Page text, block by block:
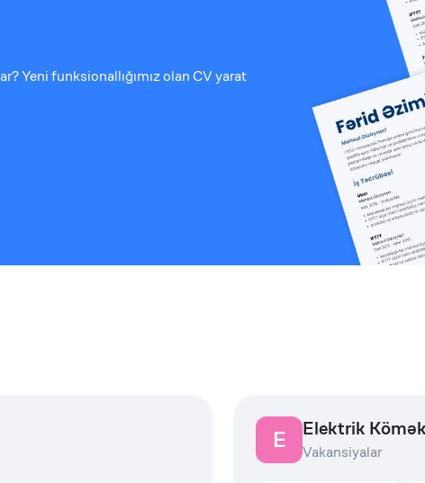
Yeni funksionallığımız olan CV yarat
E Elektrik
Vakansiyalar